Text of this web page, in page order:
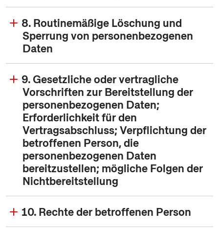
8. Routinemäßige Löschung und
Sperrung von personenbezogenen
Daten
9. Gesetzliche oder vertragliche
Vorschriften zur Bereitstellung der
personenbezogenen Daten;
Erforderlichkeit für den
Vertragsabschluss; Verpflichtung der
betroffenen Person, die
personenbezogenen Daten
bereitzustellen; mögliche Folgen der
Nichtbereitstellung
10. Rechte der betroffenen Person